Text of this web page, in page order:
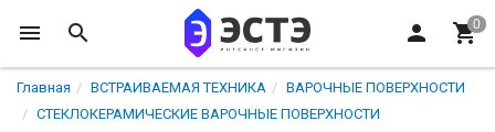
Главная ВСТРАИВАЕМАЯ ТЕХНИКА
ВАРОЧНЫЕ ПОВЕРХНОСТИ
СТЕКЛОКЕРАМИЧЕСКИЕ ВАРОЧНЫЕ ПОВЕРХНОСТИ